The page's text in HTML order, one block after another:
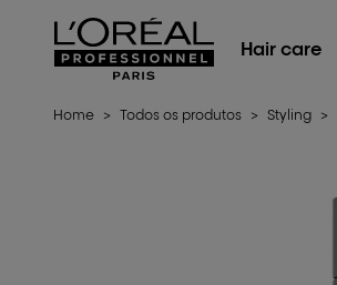
L'Oréal Professionnel Paris
Hair care
Home > Todos os produtos > Styling >